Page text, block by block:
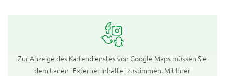
Zur Anzeige des Kartendienstes von Google Maps müssen Sie
dem Laden "Externer Inhalte" zustimmen. Mit Ihrer